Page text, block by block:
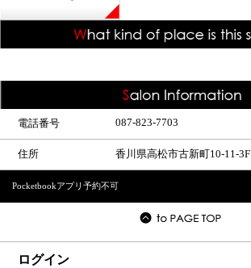
電話番号 087-823-7703
住所 香川県高松市古新町10-11-3F
Pocketbookアプリ予約不可
ログイン